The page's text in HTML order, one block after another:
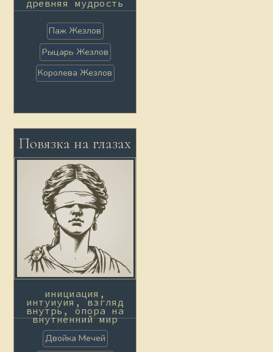
древняя мудрость
Паж Жезлов
Рыцарь Жезлов
Королева Жезлов
Повязка на глазах
инициация,
интуиуия, взгляд
внутрь, опора на
внутненний мир
Двойка Мечей